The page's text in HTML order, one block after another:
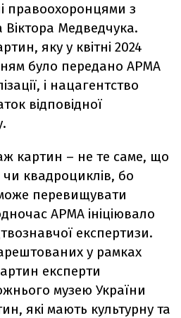
правоохоронцями з
Медведчука.
яку у квітні 2024
було передано АРМА
і нацагентство
відповідної
картин – не те саме, що
квадроциклів, бо
може перевищувати
АРМА ініціювало
експертизи.
у рамках
експерти
музею України
які мають культурну та